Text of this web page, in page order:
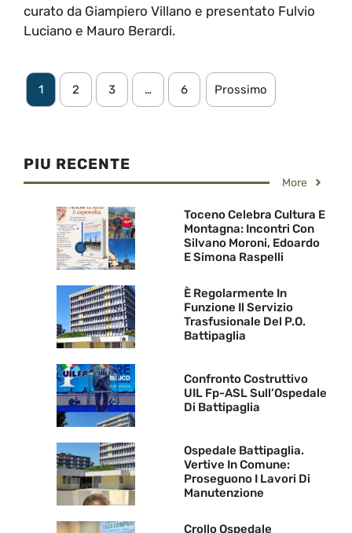
curato da Giampiero Villano e presentato Fulvio
Luciano e Mauro Berardi.
1 2 3 … 6 Prossimo
PIU RECENTE
More
Toceno Celebra Cultura E
Montagna: Incontri Con
Silvano Moroni, Edoardo
E Simona Raspelli
È Regolarmente In
Funzione Il Servizio
Trasfusionale Del P.O.
Battipaglia
Confronto Costruttivo
UIL Fp-ASL Sull’Ospedale
Di Battipaglia
Ospedale Battipaglia.
Vertive In Comune:
Proseguono I Lavori Di
Manutenzione
Crollo Ospedale